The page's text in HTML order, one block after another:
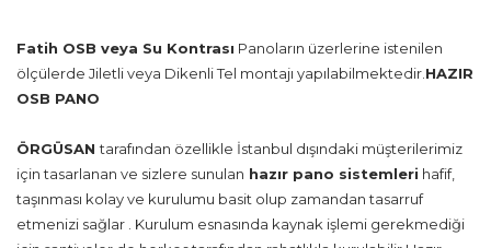
Fatih OSB veya Su Kontrası Panoların üzerlerine istenilen
ölçülerde Jiletli veya Dikenli Tel montajı yapılabilmektedir.HAZIR
OSB PANO
ÖRGÜSANtarafından özellikle İstanbul dışındaki müşterilerimiz
için tasarlanan ve sizlere sunulan hazır pano sistemleri hafif,
taşınması kolay ve kurulumu basit olup zamandan tasarruf
etmenizi sağlar . Kurulum esnasında kaynak işlemi gerekmediği